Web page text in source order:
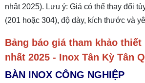
nhật 2025). Lưu ý: Giá có thể thay đổi
(201 hoặc 304), độ dày, kích thước và
Bảng báo giá tham khảo
nhất 2025 - Inox Tân Kỳ Tân
BÀN INOX CÔNG NGHIỆP